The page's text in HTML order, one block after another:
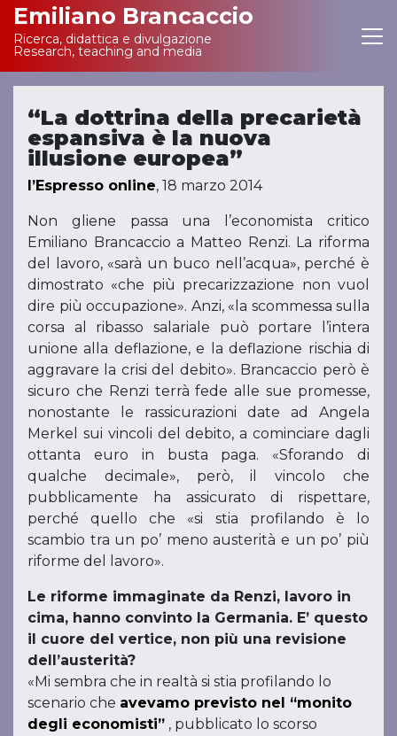
Main Navigation
Emiliano Brancaccio
Ricerca, didattica e divulgazione
Research, teaching and media
“La dottrina della precarietà
espansiva è la nuova
illusione europea”
l’Espresso online, 18 marzo 2014
Non gliene passa una l’economista critico
Emiliano Brancaccio a Matteo Renzi. La riforma
del lavoro, «sarà un buco nell’acqua», perché è
dimostrato «che più precarizzazione non vuol
dire più occupazione». Anzi, «la scommessa sulla
corsa al ribasso salariale può portare l’intera
unione alla deflazione, e la deflazione rischia di
aggravare la crisi del debito». Brancaccio però è
sicuro che Renzi terrà fede alle sue promesse,
nonostante le rassicurazioni date ad Angela
Merkel sui vincoli del debito, a cominciare dagli
ottanta euro in busta paga. «Sforando di
qualche decimale», però, il vincolo che
pubblicamente ha assicurato di rispettare,
perché quello che «si stia profilando è lo
scambio tra un po’ meno austerità e un po’ più
riforme del lavoro».
Le riforme immaginate da Renzi, lavoro in
cima, hanno convinto la Germania. E’ questo
il cuore del vertice, non più una revisione
dell’austerità?
«Mi sembra che in realtà si stia profilando lo
scenario che avevamo previsto nel “monito
degli economisti” , pubblicato lo scorso